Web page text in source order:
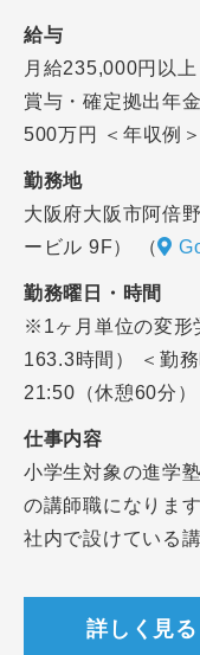
給与
月給235,000円以
賞与・確定拠出年
500万円 ＜年収例
勤務地
大阪府大阪市阿倍
ービル 9F）
（
勤務曜日・時間
※1ヶ月単位の変形
163.3時間） ＜勤
21:50（休憩60分
仕事内容
小学生対象の進学
の講師職になりま
社内で設けている
詳しく見る